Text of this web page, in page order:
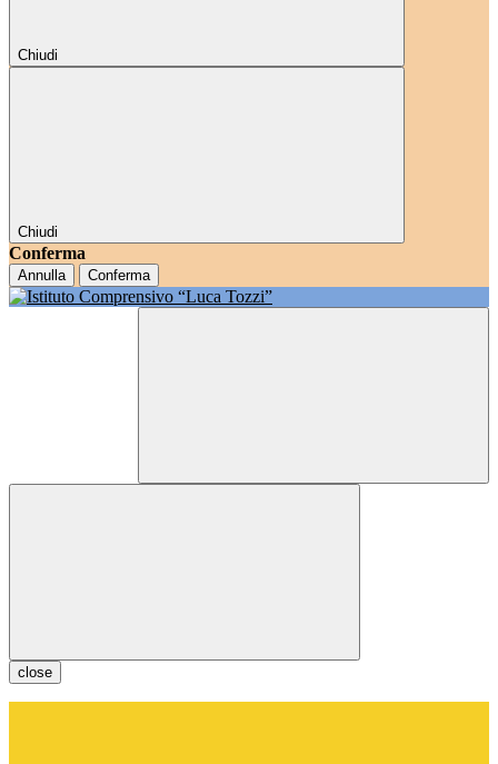
Chiudi
Chiudi
Conferma
Annulla Conferma
close